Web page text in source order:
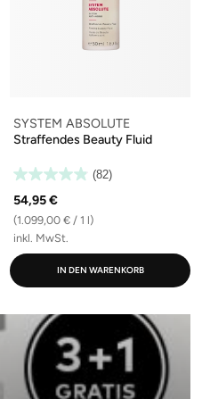
SYSTEM ABSOLUTE
Straffendes Beauty Fluid
(82)
54,95 €
(1.099,00 € / 1 l)
inkl. MwSt.
IN DEN WARENKORB